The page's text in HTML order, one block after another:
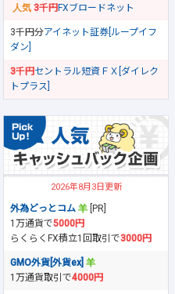
3千円FXブロードネット
3千円分アイネット証券[ループイフ
ダン]
3千円セントラル短資ＦＸ[ダイレク
トプラス]
2026年8月3日更新
外為どっとコム
[PR]
1万通貨で5000円
らくらくFX積立1回取引で3000円
GMO外貨[外貨ex]
1万通貨取引で4000円